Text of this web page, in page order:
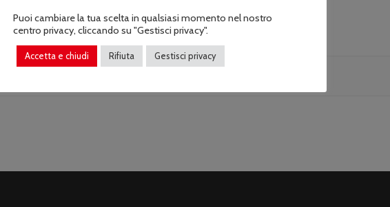
Puoi cambiare la tua scelta in qualsiasi momento nel nostro
centro privacy, cliccando su "Gestisci privacy".
Accetta e chiudi Rifiuta Gestisci privacy